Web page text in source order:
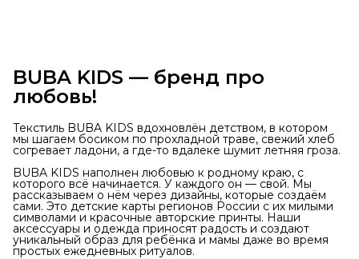
BUBA KIDS — бренд про
любовь!
Текстиль BUBA KIDS вдохновлён детством, в котором
мы шагаем босиком по прохладной траве, свежий хлеб
согревает ладони, а где-то вдалеке шумит летняя гроза.
BUBA KIDS наполнен любовью к родному краю, с
которого всё начинается. У каждого он — свой. Мы
рассказываем о нём через дизайны, которые создаём
сами. Это детские карты регионов России с их милыми
символами и красочные авторские принты. Наши
аксессуары и одежда приносят радость и создают
уникальный образ для ребёнка и мамы даже во время
простых ежедневных ритуалов.